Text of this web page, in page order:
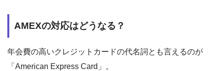
AMEXの対応はどうなる？
年会費の高いクレジットカードの代名詞とも言えるのが
「American Express Card」。